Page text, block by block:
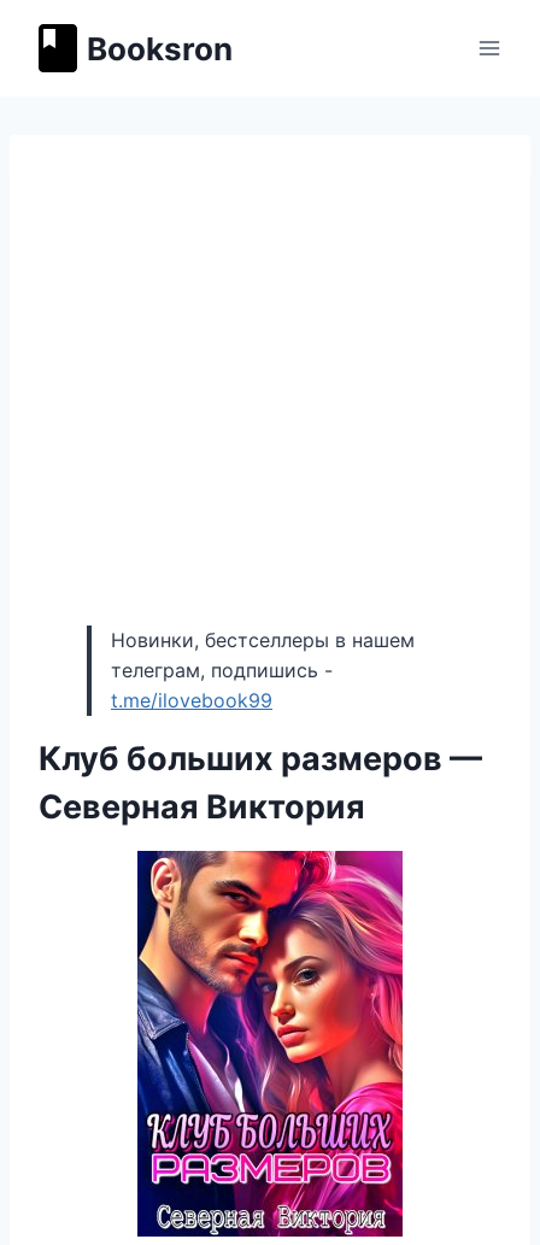
содержимому
Booksron
Новинки, бестселлеры в нашем
телеграм, подпишись -
t.me/ilovebook99
Клуб больших размеров —
Северная Виктория